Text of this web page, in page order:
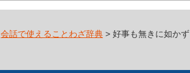
会話で使えることわざ辞典 > 好事も無きに如かず